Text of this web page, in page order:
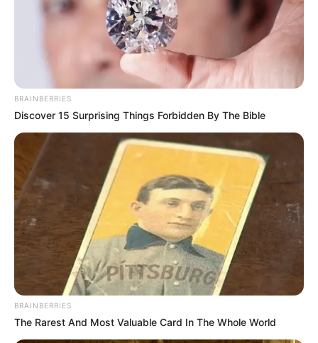
BRAINBERRIES
Discover 15 Surprising Things Forbidden By The Bible
BRAINBERRIES
The Rarest And Most Valuable Card In The Whole World